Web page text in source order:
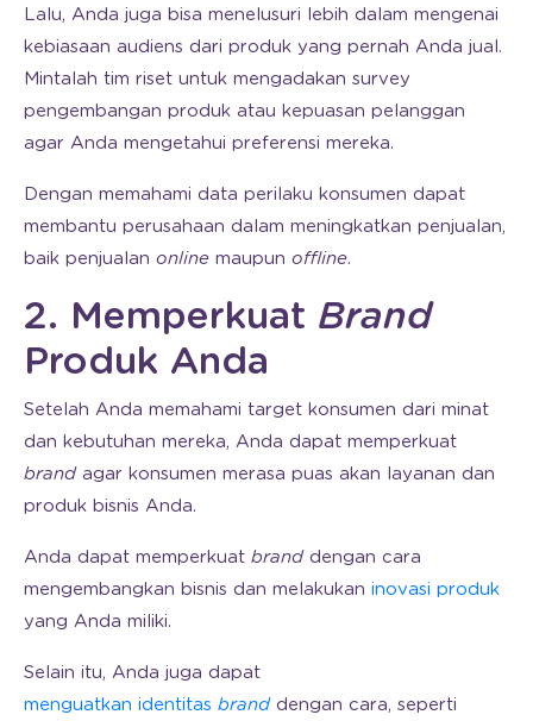
Lalu, Anda juga bisa menelusuri lebih dalam mengenai
kebiasaan audiens dari produk yang pernah Anda jual.
Mintalah tim riset untuk mengadakan survey
pengembangan produk atau kepuasan pelanggan
agar Anda mengetahui preferensi mereka.
Dengan memahami data perilaku konsumen dapat
membantu perusahaan dalam meningkatkan penjualan,
baik penjualan online maupun offline.
2. Memperkuat Brand
Produk Anda
Setelah Anda memahami target konsumen dari minat
dan kebutuhan mereka, Anda dapat memperkuat
brandagar konsumen merasa puas akan layanan dan
produk bisnis Anda.
Anda dapat memperkuat branddengan cara
mengembangkan bisnis dan melakukan inovasi produk
yang Anda miliki.
Selain itu, Anda juga dapat
menguatkan identitas branddengan cara, seperti